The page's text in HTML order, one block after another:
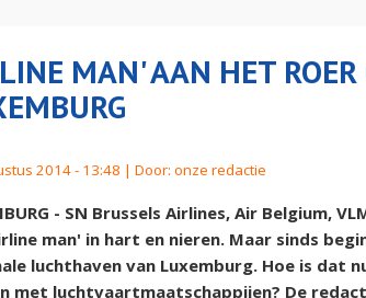
MAN' AAN HET
2014 - 13:48 | Door: onze redactie
- SN Brussels Airlines, Air Belgium,
man' in hart en nieren. Maar sinds
luchthaven van Luxemburg. Hoe is dat
met luchtvaartmaatschappijen? De